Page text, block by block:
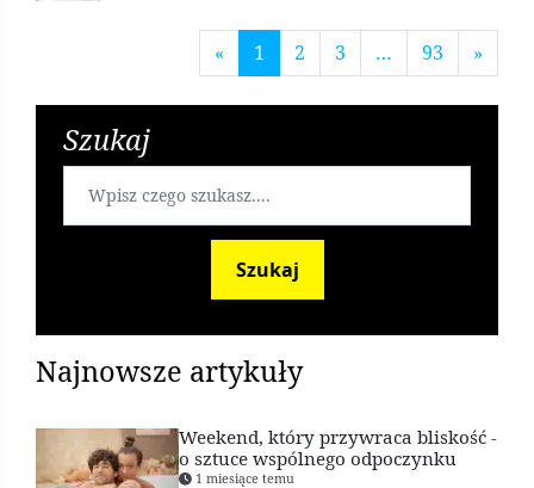
« 1 2 3 … 93 »
Szukaj
Szukaj
Najnowsze artykuły
Weekend, który przywraca bliskość -
o sztuce wspólnego odpoczynku
1 miesiące temu